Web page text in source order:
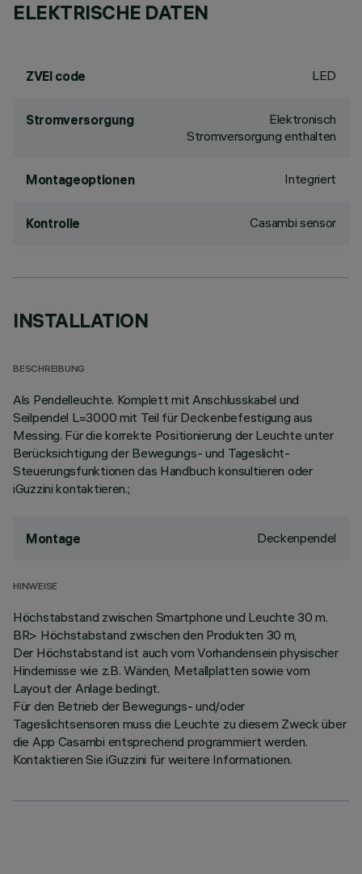
ELEKTRISCHE DATEN
ZVEI code LED
Stromversorgung
Elektronisch
Stromversorgung enthalten
Montageoptionen Integriert
Kontrolle Casambi sensor
INSTALLATION
BESCHREIBUNG
Als Pendelleuchte. Komplett mit Anschlusskabel und
Seilpendel L=3000 mit Teil für Deckenbefestigung aus
Messing. Für die korrekte Positionierung der Leuchte unter
Berücksichtigung der Bewegungs- und Tageslicht-
Steuerungsfunktionen das Handbuch konsultieren oder
iGuzzini kontaktieren.;
Montage Deckenpendel
HINWEISE
Höchstabstand zwischen Smartphone und Leuchte 30 m.
BR> Höchstabstand zwischen den Produkten 30 m,
Der Höchstabstand ist auch vom Vorhandensein physischer
Hindernisse wie z.B. Wänden, Metallplatten sowie vom
Layout der Anlage bedingt.
Für den Betrieb der Bewegungs- und/oder
Tageslichtsensoren muss die Leuchte zu diesem Zweck über
die App Casambi entsprechend programmiert werden.
Kontaktieren Sie iGuzzini für weitere Informationen.